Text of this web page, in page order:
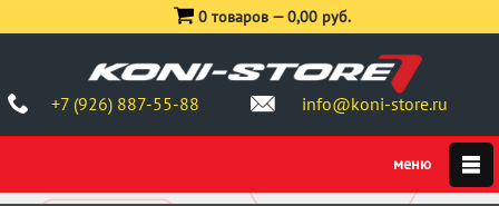
+7 (926) 887-55-88 info@koni-store.ru
0 товаров —0,00 руб.